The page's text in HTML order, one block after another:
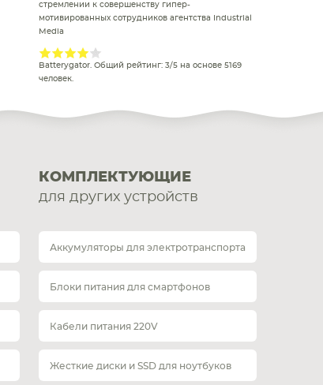
стремлении к совершенству гипер-
мотивированных сотрудников агентства Industrial
Media
Batterygator. Общий рейтинг: 3/5 на основе 5169
человек.
КОМПЛЕКТУЮЩИЕ
для других устройств
Аккумуляторы для электротранспорта
Блоки питания для смартфонов
Кабели питания 220V
Жесткие диски и SSD для ноутбуков